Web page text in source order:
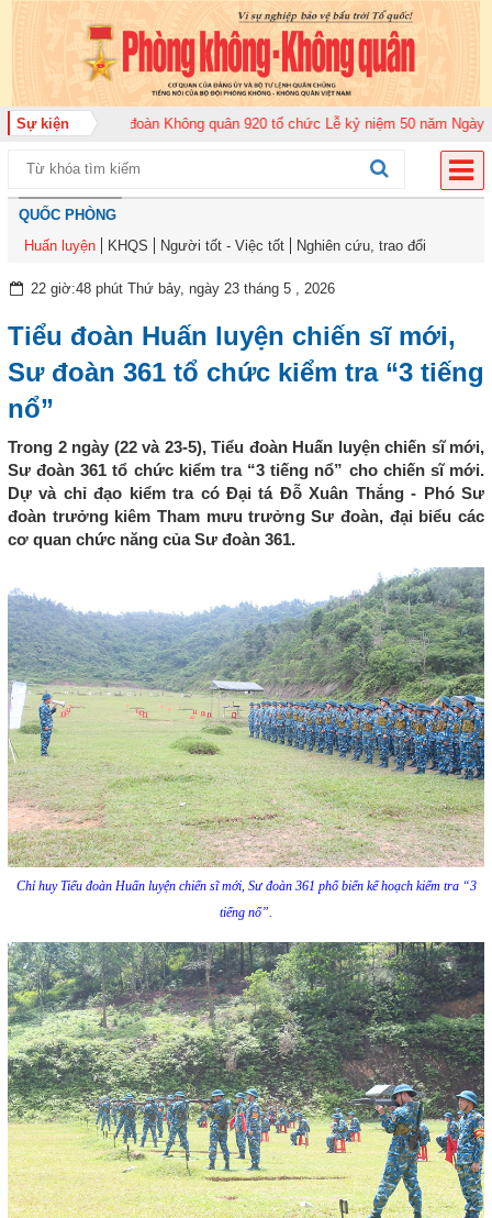
Sự kiệnTrung đoàn Không quân 920 tổ chức Lễ kỷ niệm 50 năm Ngày truyền
QUỐC PHÒNG
Huấn luyện
KHQS Người tốt - Việc tốt Nghiên cứu, trao đổi
22 giờ:48 phút Thứ bảy, ngày 23 tháng 5 , 2026
Tiểu đoàn Huấn luyện chiến sĩ mới,
Sư đoàn 361 tổ chức kiểm tra “3 tiếng
nổ”
Trong 2 ngày (22 và 23-5), Tiểu đoàn Huấn luyện chiến sĩ mới,
Sư đoàn 361 tổ chức kiểm tra “3 tiếng nổ” cho chiến sĩ mới.
Dự và chỉ đạo kiểm tra có Đại tá Đỗ Xuân Thắng - Phó Sư
đoàn trưởng kiêm Tham mưu trưởng Sư đoàn, đại biểu các
cơ quan chức năng của Sư đoàn 361.
Chỉ huy Tiểu đoàn Huấn luyện chiến sĩ mới, Sư đoàn 361 phổ biến kế hoạch kiểm tra “3
tiếng nổ”.